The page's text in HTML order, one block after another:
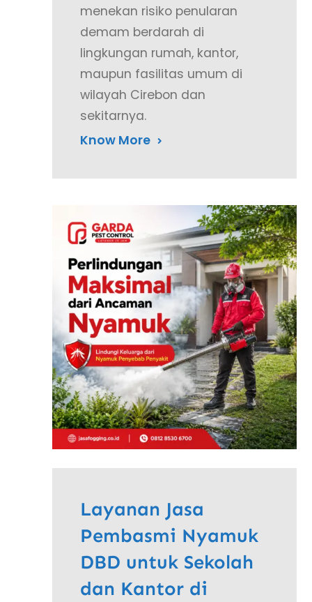
menekan risiko penularan
demam berdarah di
lingkungan rumah, kantor,
maupun fasilitas umum di
wilayah Cirebon dan
sekitarnya.
Know More
Layanan Jasa
Pembasmi Nyamuk
DBD untuk Sekolah
dan Kantor di